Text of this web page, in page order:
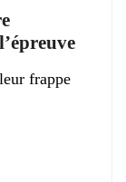
frappe